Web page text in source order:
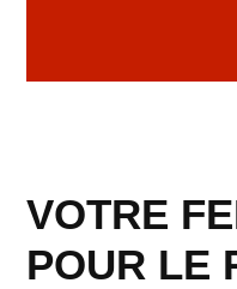
VOTRE
POUR LE